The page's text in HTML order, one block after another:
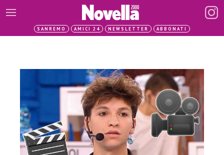
SANREMO AMICI 24 NEWSLETTER ABBONATI